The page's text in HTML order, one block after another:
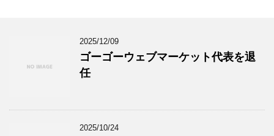
2025/12/09
ゴーゴーウェブマーケット代表を退
任
2025/10/24